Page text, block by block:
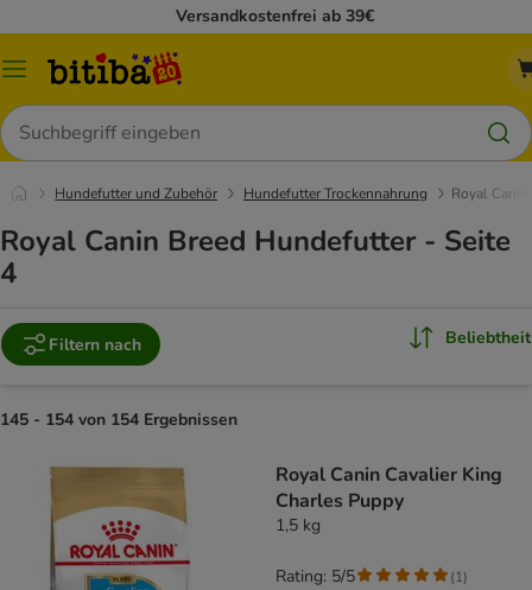
Versandkostenfrei ab 39€
Menü
Suchen
Hundefutter und Zubehör Hundefutter Trockennahrung Royal Canin
Royal Canin Breed Hundefutter - Seite
4
Filtern nach Beliebtheit
145 - 154 von 154 Ergebnissen
Royal Canin Cavalier King
Charles Puppy
1,5 kg
Rating: 5/5 (1)